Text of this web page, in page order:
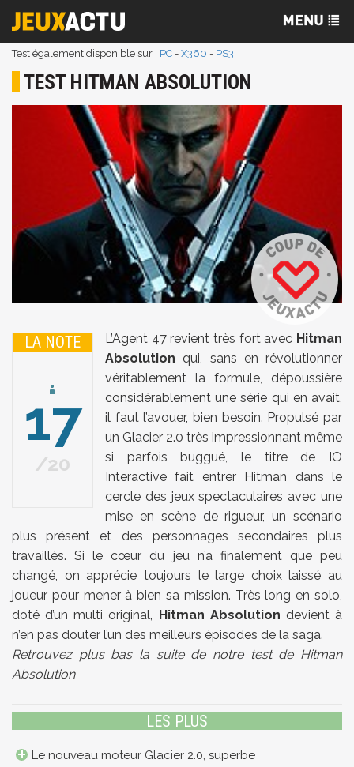
Test également disponible sur : PC - X360 - PS3
TEST HITMAN ABSOLUTION
LA NOTE
17
20
L’Agent 47 revient très fort avec Hitman
Absolution qui, sans en révolutionner
véritablement la formule, dépoussière
considérablement une série qui en avait,
il faut l’avouer, bien besoin. Propulsé par
un Glacier 2.0 très impressionnant même
si parfois buggué, le titre de IO
Interactive fait entrer Hitman dans le
cercle des jeux spectaculaires avec une
mise en scène de rigueur, un scénario
plus présent et des personnages secondaires plus
travaillés. Si le cœur du jeu n’a finalement que peu
changé, on apprécie toujours le large choix laissé au
joueur pour mener à bien sa mission. Très long en solo,
doté d’un multi original,
Hitman Absolution devient à
n’en pas douter l’un des meilleurs épisodes de la saga.
Retrouvez plus bas la suite de notre test de Hitman
Absolution
LES PLUS
Le nouveau moteur Glacier 2.0, superbe